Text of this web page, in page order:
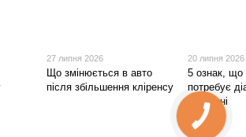
27 липня 2026
Що змінюється в авто
після збільшення кліренсу
20 липня 2026
5 ознак, що
потребує
сьогодні